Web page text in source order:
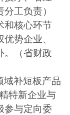
工负责）
和核心环节
势企业、
。（省财政
域补短板产品
特新企业与
参与定向委